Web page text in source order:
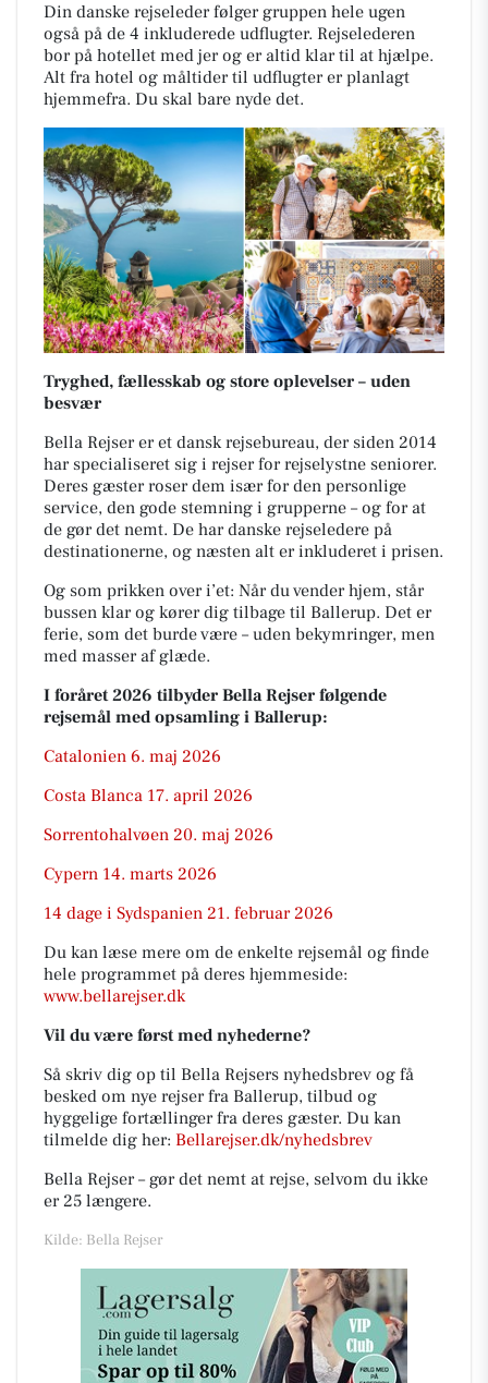
Din danske rejseleder følger gruppen hele ugen
også på de 4 inkluderede udflugter. Rejselederen
bor på hotellet med jer og er altid klar til at hjælpe.
Alt fra hotel og måltider til udflugter er planlagt
hjemmefra. Du skal bare nyde det.
Tryghed, fællesskab og store oplevelser – uden
besvær
Bella Rejser er et dansk rejsebureau, der siden 2014
har specialiseret sig i rejser for rejselystne seniorer.
Deres gæster roser dem især for den personlige
service, den gode stemning i grupperne – og for at
de gør det nemt. De har danske rejseledere på
destinationerne, og næsten alt er inkluderet i prisen.
Og som prikken over i’et: Når du vender hjem, står
bussen klar og kører dig tilbage til Ballerup. Det er
ferie, som det burde være – uden bekymringer, men
med masser af glæde.
I foråret 2026 tilbyder Bella Rejser følgende
rejsemål med opsamling i Ballerup:
Catalonien 6. maj 2026
Costa Blanca 17. april 2026
Sorrentohalvøen 20. maj 2026
Cypern 14. marts 2026
14 dage i Sydspanien 21. februar 2026
Du kan læse mere om de enkelte rejsemål og finde
hele programmet på deres hjemmeside:
www.bellarejser.dk
Vil du være først med nyhederne?
Så skriv dig op til Bella Rejsers nyhedsbrev og få
besked om nye rejser fra Ballerup, tilbud og
hyggelige fortællinger fra deres gæster. Du kan
tilmelde dig her: Bellarejser.dk/nyhedsbrev
Bella Rejser – gør det nemt at rejse, selvom du ikke
er 25 længere.
Kilde: Bella Rejser